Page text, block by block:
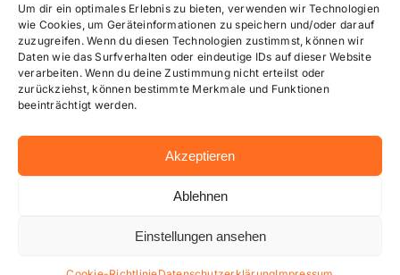
Um dir ein optimales Erlebnis zu bieten, verwenden wir Technologien
wie Cookies, um Geräteinformationen zu speichern und/oder darauf
zuzugreifen. Wenn du diesen Technologien zustimmst, können wir
Daten wie das Surfverhalten oder eindeutige IDs auf dieser Website
verarbeiten. Wenn du deine Zustimmung nicht erteilst oder
zurückziehst, können bestimmte Merkmale und Funktionen
beeinträchtigt werden.
Akzeptieren
Ablehnen
Einstellungen ansehen
Cookie-Richtlinie (EU)
Mediendaten
© 2026 - Wiesbadenaktuell ...online besser informiert!